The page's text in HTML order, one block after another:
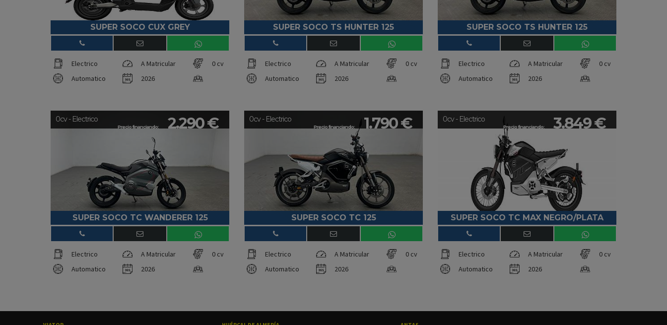
SUPER SOCO CUX GREY
Electrico A Matricular
0 cv
Automatico
2026
SUPER SOCO TS HUNTER 125
Electrico A Matricular
0 cv
Automatico
2026
SUPER SOCO TS HUNTER 125
Electrico A Matricular
0 cv
Automatico
2026
Precio financiando: 2.290 €
0cv - Electrico
SUPER SOCO TC WANDERER 125
Electrico A Matricular
0 cv
Automatico
2026
Precio financiando: 1.790 €
0cv - Electrico
SUPER SOCO TC 125
Electrico A Matricular
0 cv
Automatico
2026
Precio financiando: 3.849 €
0cv - Electrico
SUPER SOCO TC MAX NEGRO/PLATA
Electrico A Matricular
0 cv
Automatico
2026